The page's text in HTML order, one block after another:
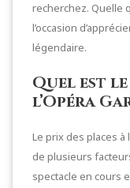
recherchez. Quelle
l’occasion
légendaire.
Quel est
l’Opéra
Le prix des places à
de plusieurs
spectacle en cours